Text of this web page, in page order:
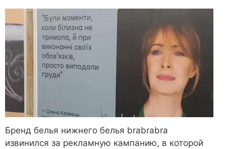
Бренд белья нижнего белья brabrabra
извинился за рекламную кампанию, в которой